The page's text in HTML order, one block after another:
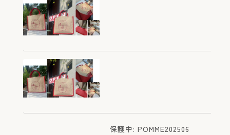
オリジナルジュートバッグに
ついて～初めてのお問い合わ
せの前にご一読ください～
2026.03.05
滋賀 彦根 カフェレストラ
ン ポムダムール様 オリジ
保護中: POMME202506